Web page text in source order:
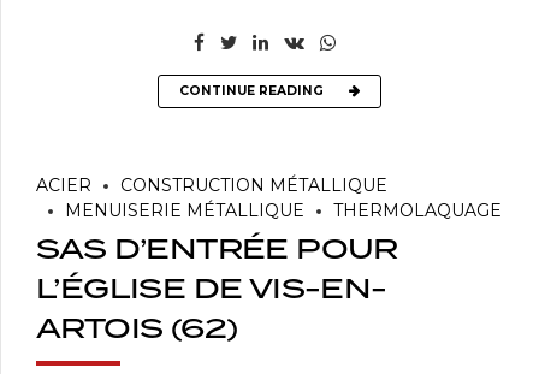
CONTINUE READING
ACIER
CONSTRUCTION MÉTALLIQUE
MENUISERIE MÉTALLIQUE
THERMOLAQUAGE
SAS D’ENTRÉE POUR
L’ÉGLISE DE VIS-EN-
ARTOIS (62)